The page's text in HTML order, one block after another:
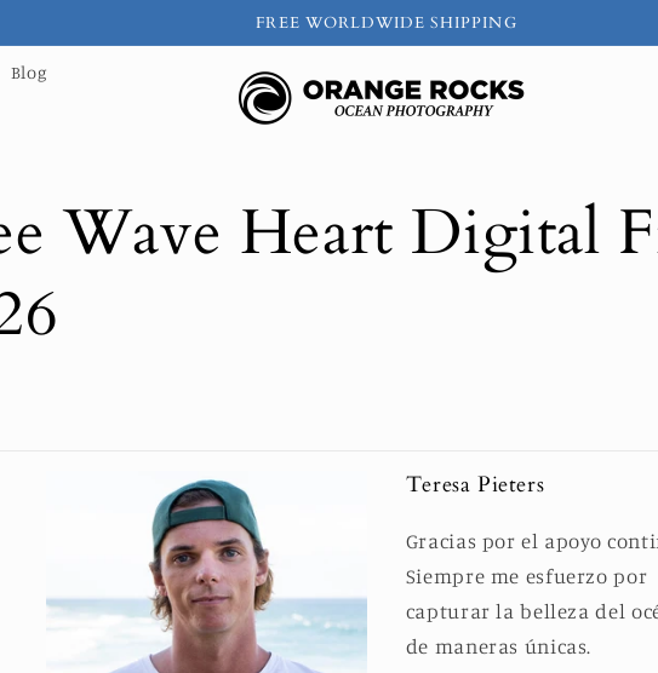
FREE WORLDWIDE SHIPPING
Blog
Wave Heart Digital
Teresa Pieters
Gracias por el apoyo
Siempre me esfuerzo por
capturar la belleza del
de maneras únicas.